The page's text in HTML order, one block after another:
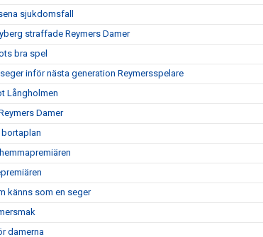
sjukdomsfall
straffade Reymers Damer
bra spel
inför nästa generation Reymersspelare
Långholmen
Damer
känns som en seger
damerna